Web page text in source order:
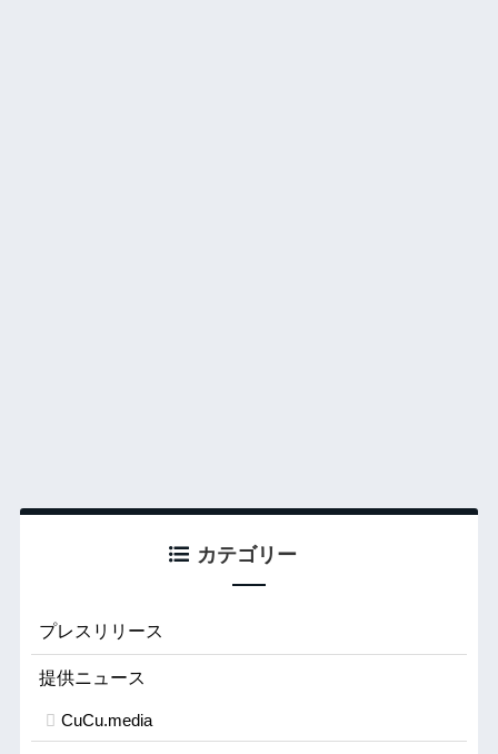
カテゴリー
プレスリリース
提供ニュース
CuCu.media